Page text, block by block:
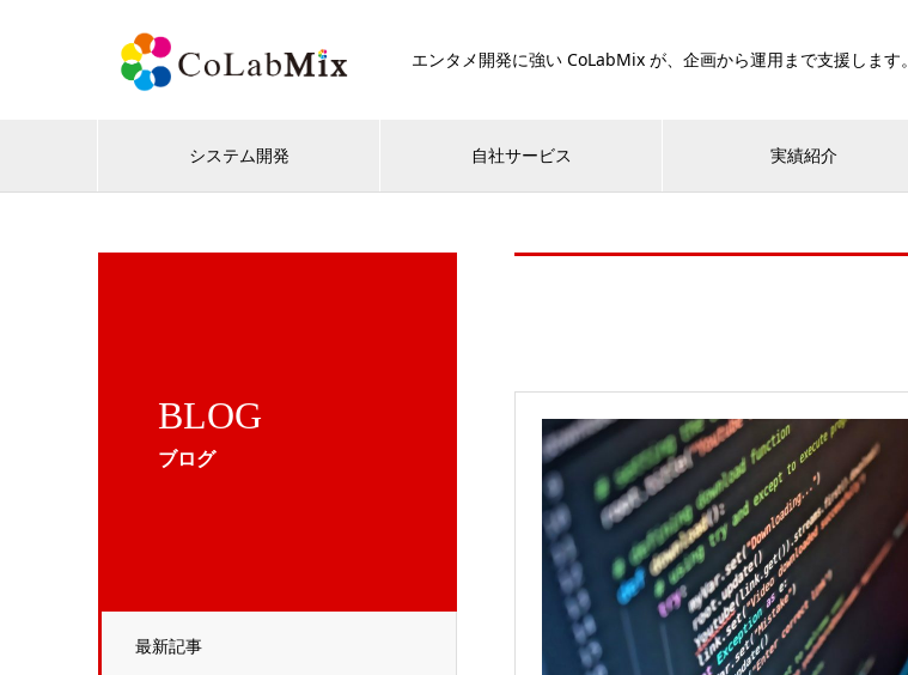
エンタメ開発に強い CoLabMix が、企画から運用まで支援します。
システム開発 自社サービス 実績紹介
BLOG
ブログ
最新記事